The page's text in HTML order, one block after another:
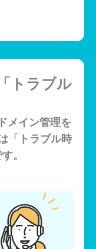
トラブル
メイン管理を
「トラブル時
。